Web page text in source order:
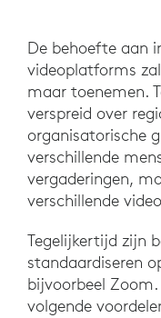
De behoefte aan
videoplatforms
maar toenemen.
verspreid over
organisatorische
verschillende
vergaderingen,
verschillende
Tegelijkertijd zijn
standaardiseren
bijvoorbeel
volgende